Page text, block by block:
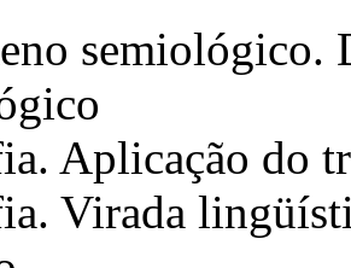
semiológico.
Aplicação do
Virada